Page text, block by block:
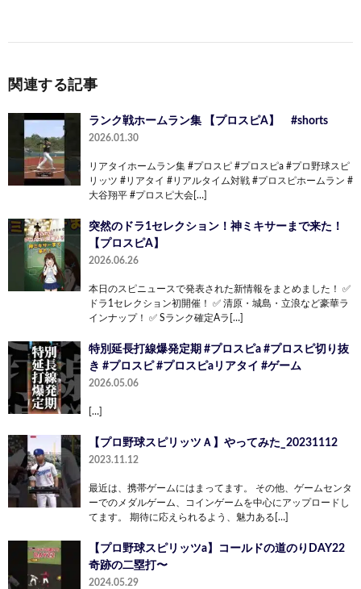
関連する記事
ランク戦ホームラン集 【プロスピA】 #shorts
2026.01.30
リアタイホームラン集 #プロスピ #プロスピa #プロ野球スピ
リッツ #リアタイ #リアルタイム対戦 #プロスピホームラン #
大谷翔平 #プロスピ大会[…]
突然のドラ1セレクション！神ミキサーまで来た！
【プロスピA】
2026.06.26
本日のスピニュースで発表された新情報をまとめました！ ✅
ドラ1セレクション初開催！ ✅ 清原・城島・立浪など豪華ラ
インナップ！ ✅ Sランク確定Aラ[…]
特別延長打線爆発定期 #プロスピa #プロスピ切り抜
き #プロスピ #プロスピaリアタイ #ゲーム
2026.05.06
[…]
【プロ野球スピリッツＡ】やってみた_20231112
2023.11.12
最近は、携帯ゲームにはまってます。 その他、ゲームセンタ
ーでのメダルゲーム、コインゲームを中心にアップロードし
てます。 期待に応えられるよう、魅力ある[…]
【プロ野球スピリッツa】コールドの道のりDAY22
奇跡の二塁打〜
2024.05.29